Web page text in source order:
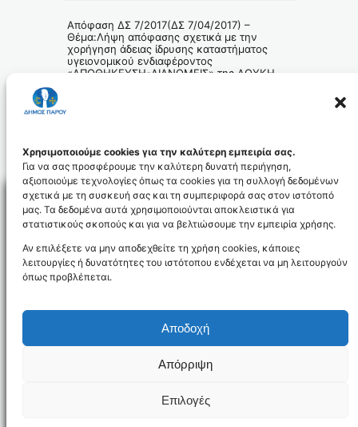
Χρησιμοποιούμε cookies για την καλύτερη εμπειρία σας.
Για να σας προσφέρουμε την καλύτερη δυνατή περιήγηση,
αξιοποιούμε τεχνολογίες όπως τα cookies για τη συλλογή δεδομένων
σχετικά με τη συσκευή σας και τη συμπεριφορά σας στον ιστότοπό
μας. Τα δεδομένα αυτά χρησιμοποιούνται αποκλειστικά για
στατιστικούς σκοπούς και για να βελτιώσουμε την εμπειρία χρήσης.
Αν επιλέξετε να μην αποδεχθείτε τη χρήση cookies, κάποιες
λειτουργίες ή δυνατότητες του ιστότοπου ενδέχεται να μη λειτουργούν
όπως προβλέπεται.
Αποδοχή
Απόρριψη
Επιλογές
Απόφαση ΔΣ 7/2017(ΔΣ 7/04/2017) –
Θέμα:Λήψη απόφασης σχετικά με την
χορήγηση άδειας ίδρυσης καταστήματος
υγειονομικού ενδιαφέροντος
«ΑΠΟΘΗΚΕΥΣΗ-ΔΙΑΝΟΜΕΙΣ» της ΛΟΥΚΗ
129-2017_id5012
NEWSLETTER
Δήλωση Προσβασιμότητας
Δήμος Πάρου